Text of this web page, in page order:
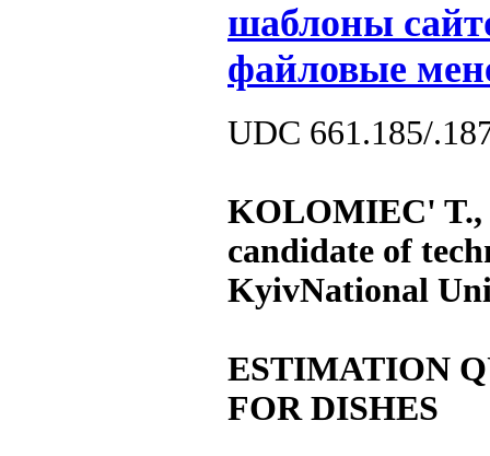
шаблоны
файловые
UDC 661.185/
KOLOMIEC' T.,
candidate of
KyivNational
ESTIMATION
FOR DISHES